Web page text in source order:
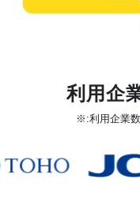
利用企
※:利用企業